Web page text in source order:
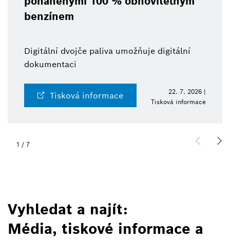
benzínem
Digitální dvojče paliva umožňuje digitální
dokumentaci
Tisková informace
22. 7. 2026 |
Tisková informace
1 / 7
Vyhledat a najít:
Média, tiskové informace a